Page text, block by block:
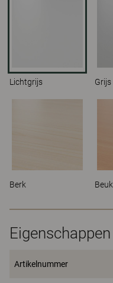
Lichtgrijs Grijs
Berk Beuk
Eigenschappen
Artikelnummer